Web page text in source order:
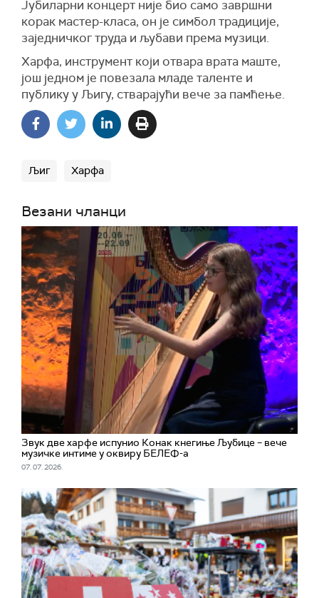
Јубиларни концерт није био само завршни
корак мастер-класа, он је симбол традиције,
заједничког труда и љубави према музици.
Харфа, инструмент који отвара врата маште,
још једном је повезала младе таленте и
публику у Љигу, стварајући вече за памћење.
Љиг Харфа
Везани чланци
Звук две харфе испунио Конак кнегиње Љубице – вече
музичке интиме у оквиру БЕЛЕФ-а
07. 07. 2026.